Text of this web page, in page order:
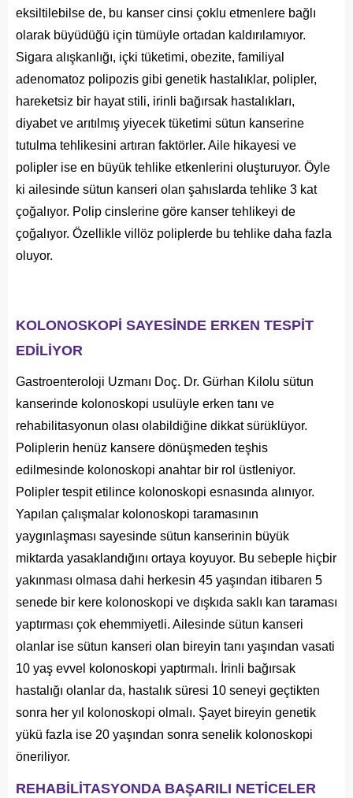
eksiltilebilse de, bu kanser cinsi çoklu etmenlere bağlı
olarak büyüdüğü için tümüyle ortadan kaldırılamıyor.
Sigara alışkanlığı, içki tüketimi, obezite, familiyal
adenomatoz polipozis gibi genetik hastalıklar, polipler,
hareketsiz bir hayat stili, irinli bağırsak hastalıkları,
diyabet ve arıtılmış yiyecek tüketimi sütun kanserine
tutulma tehlikesini artıran faktörler. Aile hikayesi ve
polipler ise en büyük tehlike etkenlerini oluşturuyor. Öyle
ki ailesinde sütun kanseri olan şahıslarda tehlike 3 kat
çoğalıyor. Polip cinslerine göre kanser tehlikeyi de
çoğalıyor. Özellikle villöz poliplerde bu tehlike daha fazla
oluyor.
KOLONOSKOPİ SAYESİNDE ERKEN TESPİT
EDİLİYOR
Gastroenteroloji Uzmanı Doç. Dr. Gürhan Kilolu sütun
kanserinde kolonoskopi usulüyle erken tanı ve
rehabilitasyonun olası olabildiğine dikkat sürüklüyor.
Poliplerin henüz kansere dönüşmeden teşhis
edilmesinde kolonoskopi anahtar bir rol üstleniyor.
Polipler tespit etilince kolonoskopi esnasında alınıyor.
Yapılan çalışmalar kolonoskopi taramasının
yaygınlaşması sayesinde sütun kanserinin büyük
miktarda yasaklandığını ortaya koyuyor. Bu sebeple hiçbir
yakınması olmasa dahi herkesin 45 yaşından itibaren 5
senede bir kere kolonoskopi ve dışkıda saklı kan taraması
yaptırması çok ehemmiyetli. Ailesinde sütun kanseri
olanlar ise sütun kanseri olan bireyin tanı yaşından vasati
10 yaş evvel kolonoskopi yaptırmalı. İrinli bağırsak
hastalığı olanlar da, hastalık süresi 10 seneyi geçtikten
sonra her yıl kolonoskopi olmalı. Şayet bireyin genetik
yükü fazla ise 20 yaşından sonra senelik kolonoskopi
öneriliyor.
REHABİLİTASYONDA BAŞARILI NETİCELER